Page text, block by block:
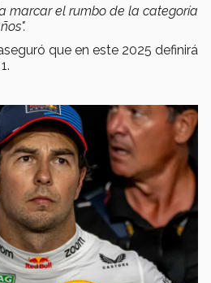
marcar el rumbo de la categoría
que en este 2025 definirá